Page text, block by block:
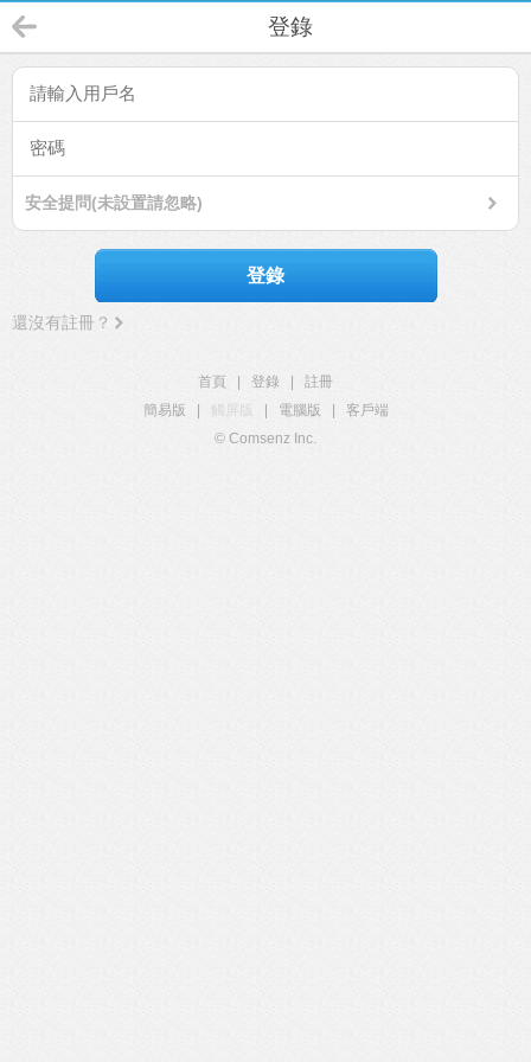
登錄
安全提問(未設置請忽略)
登錄
還沒有註冊？
首頁 登錄
註冊
簡易版
觸屏版 電腦版
客戶端
© Comsenz Inc.